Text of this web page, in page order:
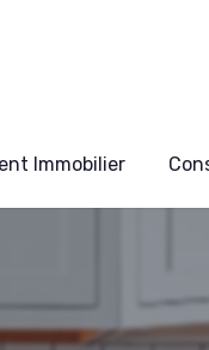
Immobilier